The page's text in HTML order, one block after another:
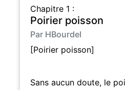
Chapitre 1 :
Poirier poisson
Par HBourdel
[Poirier poisson]
Sans aucun doute, le